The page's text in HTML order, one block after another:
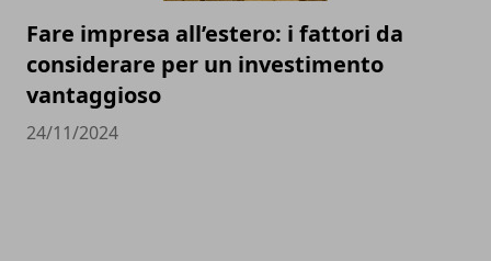
Fare impresa all’estero: i fattori da
considerare per un investimento
vantaggioso
24/11/2024